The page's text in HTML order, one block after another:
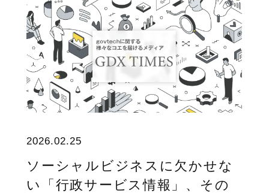
2026.02.25
ソーシャルビジネスに欠かせな
い「行政サービス情報」、その